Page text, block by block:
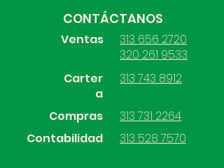
CONTÁCTANOS
Ventas
313 656 2720
320 261 9533
Carter
a
Compras
Contabilidad
313 743 8912
313 731 2264
313 528 7570